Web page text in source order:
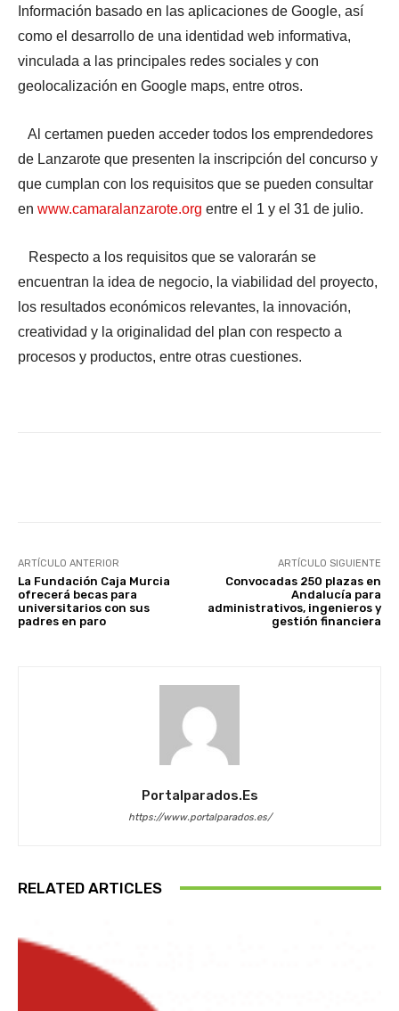
Información basado en las aplicaciones de Google, así
como el desarrollo de una identidad web informativa,
vinculada a las principales redes sociales y con
geolocalización en Google maps, entre otros.
Al certamen pueden acceder todos los emprendedores
de Lanzarote que presenten la inscripción del concurso y
que cumplan con los requisitos que se pueden consultar
en www.camaralanzarote.org entre el 1 y el 31 de julio.
Respecto a los requisitos que se valorarán se
encuentran la idea de negocio, la viabilidad del proyecto,
los resultados económicos relevantes, la innovación,
creatividad y la originalidad del plan con respecto a
procesos y productos, entre otras cuestiones.
ARTÍCULO ANTERIOR
La Fundación Caja Murcia
ofrecerá becas para
universitarios con sus
padres en paro
ARTÍCULO SIGUIENTE
Convocadas 250 plazas en
Andalucía para
administrativos, ingenieros y
gestión financiera
Portalparados.es
https://www.portalparados.es/
RELATED ARTICLES